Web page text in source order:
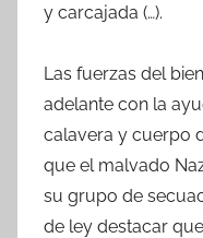
y carcajada (…).
Las fuerzas del
adelante con la
calavera y cuerpo
que el malvado
su grupo de
de ley destacar